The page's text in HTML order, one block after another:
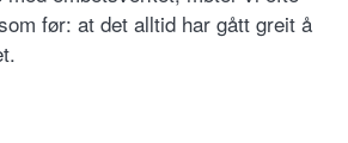
før: at det alltid har gått greit å